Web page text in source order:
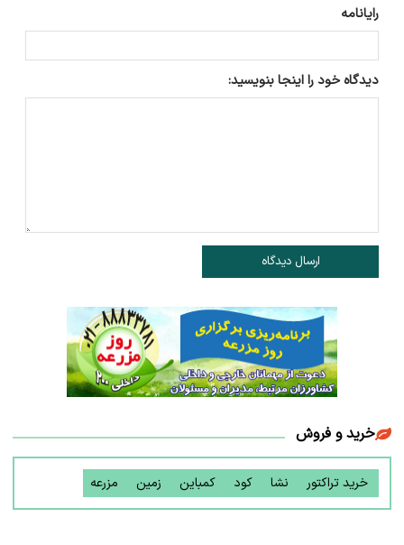
رایانامه
دیدگاه خود را اینجا بنویسید:
ارسال دیدگاه
خرید و فروش
خرید تراکتور نشا کود کمباین زمین مزرعه